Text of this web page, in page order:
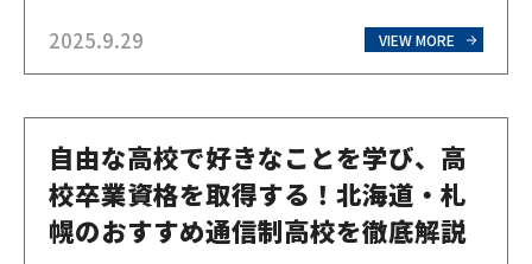
か？全日制高校とは何が違うのかを紹介しま
す。 通信制高校とは？ 通信制高校は、オンライ
2025.9.29 VIEW MORE
自由な高校で好きなことを学び、高
校卒業資格を取得する！北海道・札
幌のおすすめ通信制高校を徹底解説